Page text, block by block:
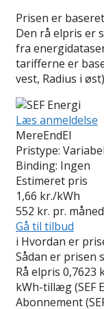
Prisen er
Den rå elpris er
fra
tarifferne er
vest, Radius i
Læs anmeldelse
MereEndEl
Pristype: Variabel
Binding: Ingen
Estimeret pris
1,66 kr./kWh
552 kr. pr. måned
Gå til tilbud
i Hvordan er
Sådan er prisen
Rå elpris 0,7623
kWh-tillæg (SEF
Abonnement